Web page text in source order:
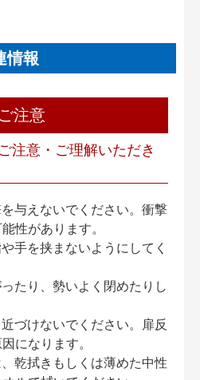
情報
ご注意
注意・ご理解いただき
与えないでください。衝撃
性があります。
手を挟まないようにしてく
たり、勢いよく閉めたりし
づけないでください。扉反
になります。
乾拭きもしくは薄めた中性